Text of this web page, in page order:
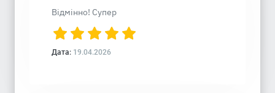
Відмінно! Супер
Дата: 19.04.2026